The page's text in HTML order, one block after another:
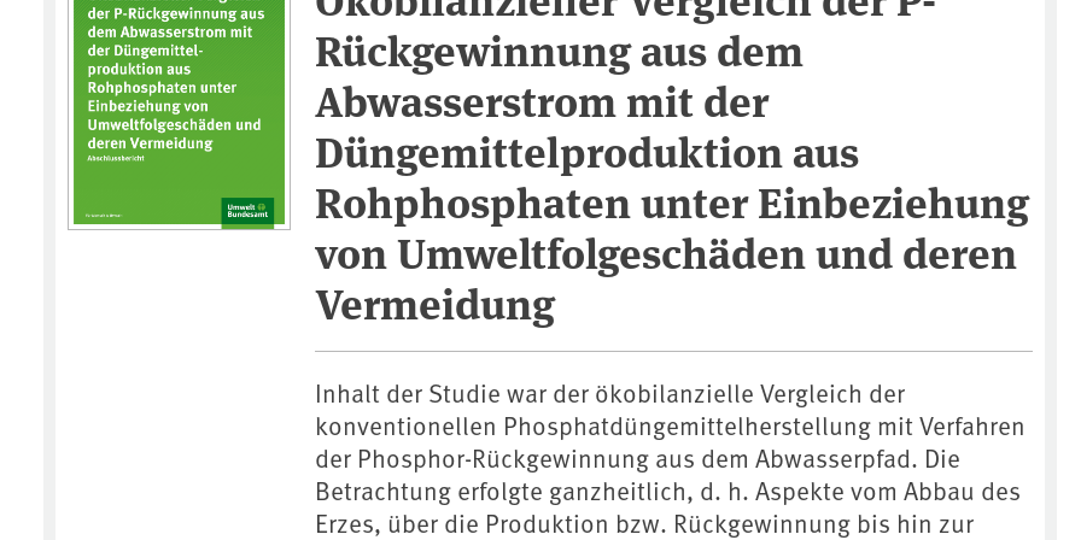
Rückgewinnung aus dem
Abwasserstrom mit der
Düngemittelproduktion aus
Rohphosphaten unter Einbeziehung
von Umweltfolgeschäden und deren
Vermeidung
Inhalt der Studie war der ökobilanzielle Vergleich der
konventionellen Phosphatdüngemittelherstellung mit Verfahren
der Phosphor-Rückgewinnung aus dem Abwasserpfad. Die
Betrachtung erfolgte ganzheitlich, d. h. Aspekte vom Abbau des
Erzes, über die Produktion bzw. Rückgewinnung bis hin zur